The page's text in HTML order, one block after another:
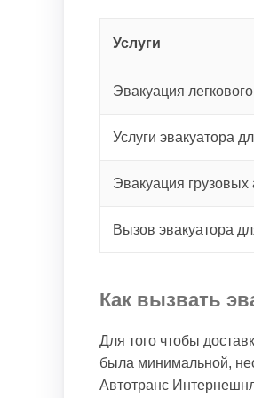
Услуги
Эвакуация
Услуги эвакуатора
Эвакуация
Вызов эвакуатора
Как вызвать
Для того чтобы
была минимальной,
Автотранс